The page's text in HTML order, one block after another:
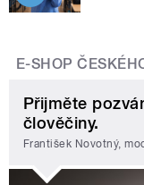
E-SHOP
Přijměte
člověčiny.
František Novotný,